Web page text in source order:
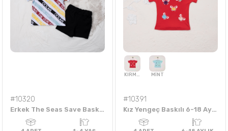
#10320
Erkek The Seas Save Baskılı 1-4 Yaş Takım
#10391
Kız Yengeç Baskılı 6-18 Aylık Badi